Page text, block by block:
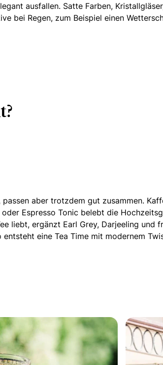
ausfallen. Satte Farben,
bei Regen, zum Beispiel einen
aber trotzdem gut zusammen.
Espresso Tonic belebt die
liebt, ergänzt Earl Grey, Darjeeling
eine Tea Time mit modernem